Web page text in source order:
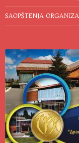
SAOPŠTENJA